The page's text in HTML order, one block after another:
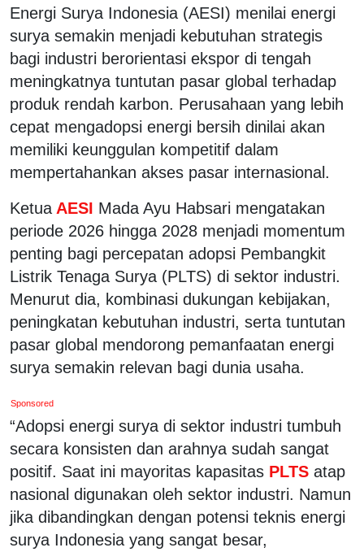
Energi Surya Indonesia (AESI) menilai energi
surya semakin menjadi kebutuhan strategis
bagi industri berorientasi ekspor di tengah
meningkatnya tuntutan pasar global terhadap
produk rendah karbon. Perusahaan yang lebih
cepat mengadopsi energi bersih dinilai akan
memiliki keunggulan kompetitif dalam
mempertahankan akses pasar internasional.
Ketua AESI Mada Ayu Habsari mengatakan
periode 2026 hingga 2028 menjadi momentum
penting bagi percepatan adopsi Pembangkit
Listrik Tenaga Surya (PLTS) di sektor industri.
Menurut dia, kombinasi dukungan kebijakan,
peningkatan kebutuhan industri, serta tuntutan
pasar global mendorong pemanfaatan energi
surya semakin relevan bagi dunia usaha.
Sponsored
“Adopsi energi surya di sektor industri tumbuh
secara konsisten dan arahnya sudah sangat
positif. Saat ini mayoritas kapasitas PLTS atap
nasional digunakan oleh sektor industri. Namun
jika dibandingkan dengan potensi teknis energi
surya Indonesia yang sangat besar,